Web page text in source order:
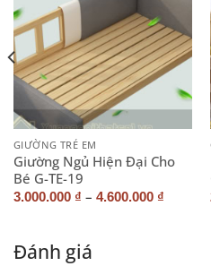
GIƯỜNG TRẺ EM
Giường Ngủ Hiện Đại Cho
Bé G-TE-19
3.000.000 ₫ – 4.600.000 ₫
Đánh giá